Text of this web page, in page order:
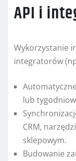
API i
Wykorzystanie
integratorów
lub
CRM,
sklepowym.
Budowanie